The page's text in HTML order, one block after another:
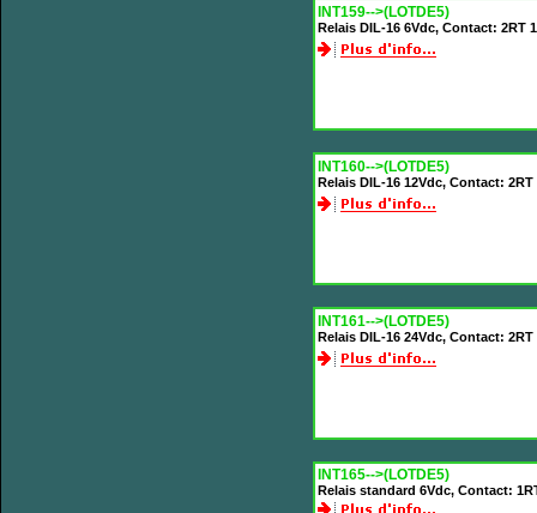
INT159-->(LOTDE5)
Relais DIL-16 6Vdc, Contact: 2RT
INT160-->(LOTDE5)
Relais DIL-16 12Vdc, Contact: 2RT
INT161-->(LOTDE5)
Relais DIL-16 24Vdc, Contact: 2RT
INT165-->(LOTDE5)
Relais standard 6Vdc, Contact: